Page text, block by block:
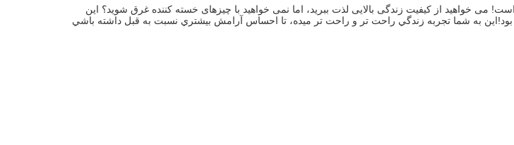
به شما تجربه زندگي راحت تر و راحت تر ميده، تا احساس آرامش بيشتري نسبت به قبل داشته باشي